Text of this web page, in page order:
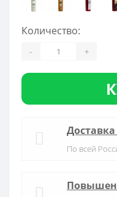
Количество:
- +
Доставка
По всей